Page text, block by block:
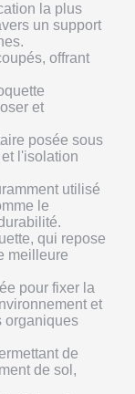
la plus
un support
offrant
et
posée sous
l'isolation
utilisé
le
qui repose
meilleure
pour fixer la
et
organiques
de
de sol,